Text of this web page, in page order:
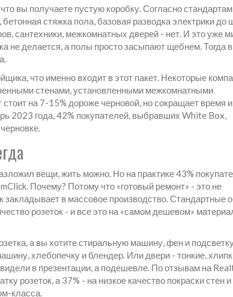
вы получаете пустую коробку. Согласно
стяжка пола, базовая разводка электрики до
сантехники, межкомнатных дверей - нет. И это уже
не делается, а полы просто засыпают щебнем. Тогда
что именно входит в этот пакет. Некоторые
стенами, установленными межкомнатными
на 7-15% дороже черновой, но сокращает время и
2023 года, 42% покупателей, выбравших White Box,
вещи, жить можно. Но на практике 43%
Почему? Потому что «готовый ремонт» - это не
в массовое производство. Стандартные
розеток - и все это на «самом дешевом»
а вы хотите стиральную машину, фен и
хлебопечку и блендер. Или двери - тонкие,
в презентации, а подешевле. По отзывам на
розеток, а 37% - на низкое качество покраски стен и
класса.